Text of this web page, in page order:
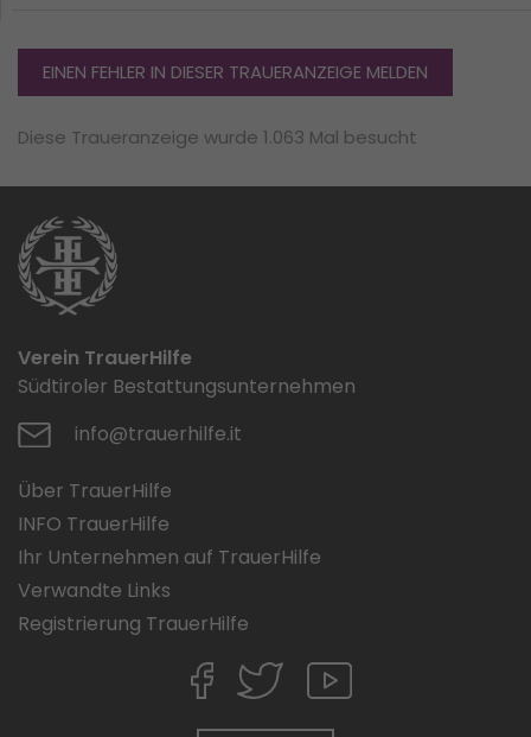
EINEN FEHLER IN DIESER TRAUERANZEIGE MELDEN
Diese Traueranzeige wurde 1.063 Mal besucht
Verein TrauerHilfe
Südtiroler Bestattungsunternehmen
info@trauerhilfe.it
Über TrauerHilfe
INFO TrauerHilfe
Ihr Unternehmen auf TrauerHilfe
Verwandte Links
Registrierung TrauerHilfe